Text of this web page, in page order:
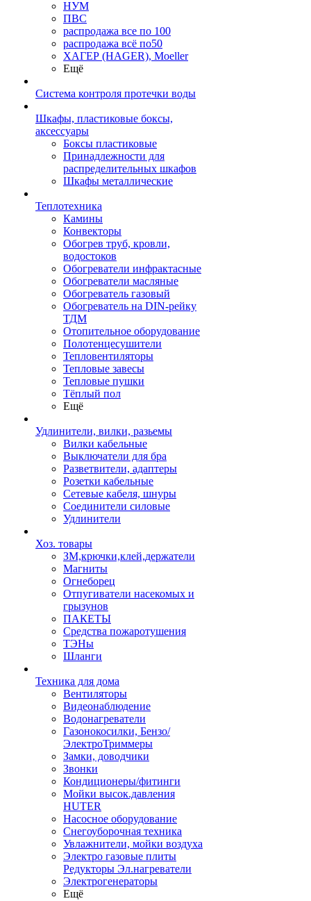
НУМ
ПВС
распродажа все по 100
распродажа всё по50
ХАГЕР (HAGER), Moeller
Ещё
Система контроля протечки воды
Шкафы, пластиковые боксы,
аксессуары
Боксы пластиковые
Принадлежности для
распределительных шкафов
Шкафы металлические
Теплотехника
Камины
Конвекторы
Обогрев труб, кровли,
водостоков
Обогреватели инфрактасные
Обогреватели масляные
Обогреватель газовый
Обогреватель на DIN-рейку
ТДМ
Отопительное оборудование
Полотенцесушители
Тепловентиляторы
Тепловые завесы
Тепловые пушки
Тёплый пол
Ещё
Удлинители, вилки, разьемы
Вилки кабельные
Выключатели для бра
Разветвители, адаптеры
Розетки кабельные
Сетевые кабеля, шнуры
Соединители силовые
Удлинители
Хоз. товары
ЗМ,крючки,клей,держатели
Магниты
Огнеборец
Отпугиватели насекомых и
грызунов
ПАКЕТЫ
Средства пожаротушения
ТЭНы
Шланги
Техника для дома
Вентиляторы
Видеонаблюдение
Водонагреватели
Газонокосилки, Бензо/
ЭлектроТриммеры
Замки, доводчики
Звонки
Кондиционеры/фитинги
Мойки высок.давления
HUTER
Насосное оборудование
Снегоуборочная техника
Увлажнители, мойки воздуха
Электро газовые плиты
Редукторы Эл.нагреватели
Электрогенераторы
Ещё